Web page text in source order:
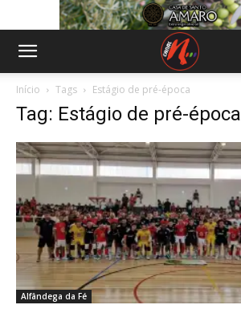
Início Tags Estágio de pré-época
Tag: Estágio de pré-época
Alfândega da Fé